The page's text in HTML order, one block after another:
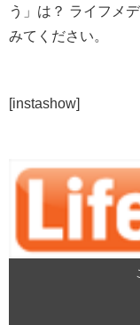
う」は？ ライフメ
みてください。
[instashow]